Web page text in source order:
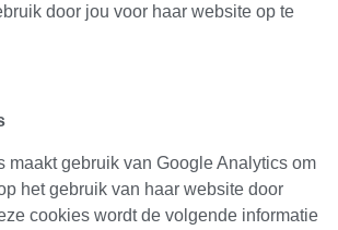
door jou voor haar website op te
maakt gebruik van Google Analytics om
het gebruik van haar website door
cookies wordt de volgende informatie